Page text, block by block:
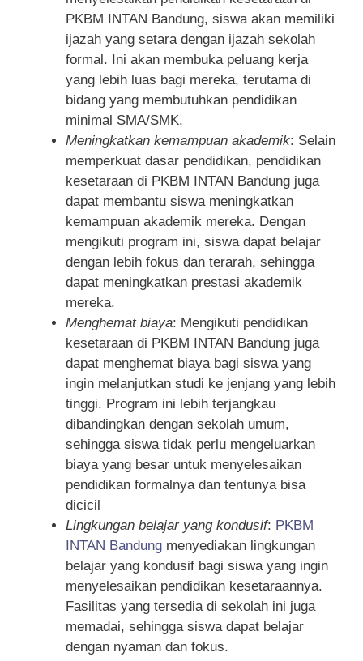
PKBM INTAN Bandung, siswa akan memiliki
ijazah yang setara dengan ijazah sekolah
formal. Ini akan membuka peluang kerja
yang lebih luas bagi mereka, terutama di
bidang yang membutuhkan pendidikan
minimal SMA/SMK.
Meningkatkan kemampuan akademik: Selain
memperkuat dasar pendidikan, pendidikan
kesetaraan di PKBM INTAN Bandung juga
dapat membantu siswa meningkatkan
kemampuan akademik mereka. Dengan
mengikuti program ini, siswa dapat belajar
dengan lebih fokus dan terarah, sehingga
dapat meningkatkan prestasi akademik
mereka.
Menghemat biaya: Mengikuti pendidikan
kesetaraan di PKBM INTAN Bandung juga
dapat menghemat biaya bagi siswa yang
ingin melanjutkan studi ke jenjang yang lebih
tinggi. Program ini lebih terjangkau
dibandingkan dengan sekolah umum,
sehingga siswa tidak perlu mengeluarkan
biaya yang besar untuk menyelesaikan
pendidikan formalnya dan tentunya bisa
dicicil
Lingkungan belajar yang kondusif: PKBM
INTAN Bandung menyediakan lingkungan
belajar yang kondusif bagi siswa yang ingin
menyelesaikan pendidikan kesetaraannya.
Fasilitas yang tersedia di sekolah ini juga
memadai, sehingga siswa dapat belajar
dengan nyaman dan fokus.